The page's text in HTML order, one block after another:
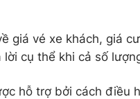
giá vé xe khách, giá
cụ thể khi cả số
hỗ trợ bởi cách điều